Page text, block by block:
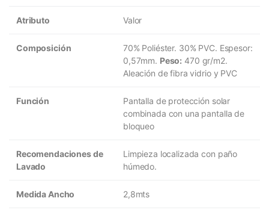
Atributo Valor
Composición
70% Poliéster. 30% PVC. Espesor:
0,57mm. Peso: 470 gr/m2.
Aleación de fibra vidrio y PVC
Función
Pantalla de protección solar
combinada con una pantalla de
bloqueo
Recomendaciones de
Lavado
Limpieza localizada con paño
húmedo.
Medida Ancho 2,8mts